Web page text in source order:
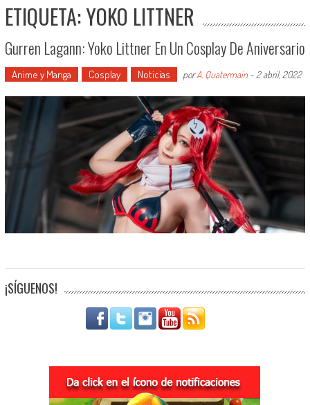
ETIQUETA: YOKO LITTNER
Gurren Lagann: Yoko Littner En Un Cosplay De Aniversario
Anime y Manga Cosplay Noticias porA. Quatermain- 2 abril, 2022
¡SÍGUENOS!